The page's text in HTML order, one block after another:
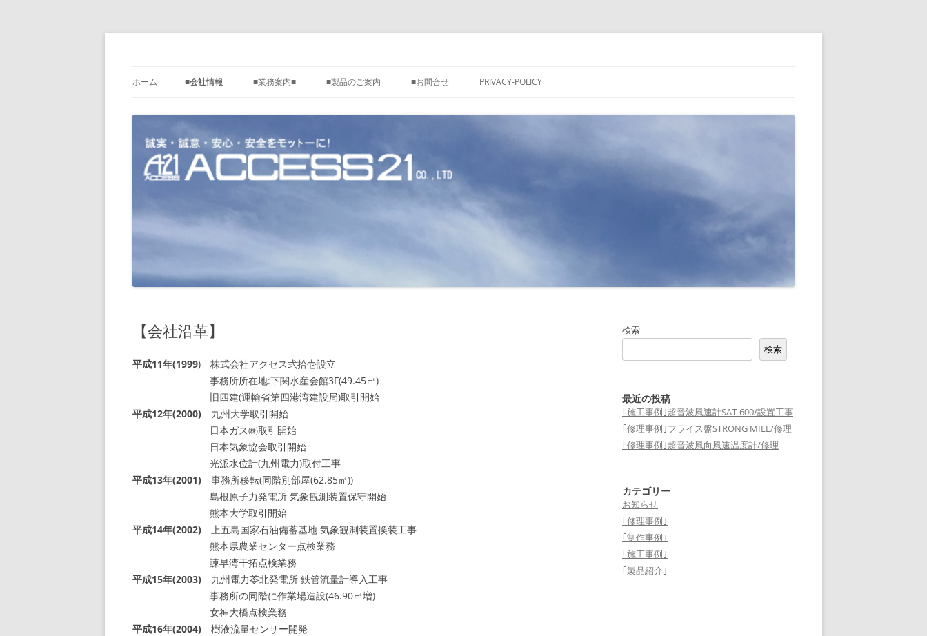
コ
ツ
へ
ッ
ホーム ■会社情報
【会社沿革】
■業務案内■
【超音波洗浄コンサルタント】
【機器修理】
■製品のご案内 ■お問合せ PRIVACY-POLICY
【会社沿革】
平成11年(1999) 株式会社アクセス弐拾壱設立
事務所所在地:下関水産会館3F(49.45㎡)
旧四建(運輸省第四港湾建設局)取引開始
平成12年(2000) 九州大学取引開始
日本ガス㈱取引開始
日本気象協会取引開始
光派水位計(九州電力)取付工事
平成13年(2001) 事務所移転(同階別部屋(62.85㎡))
島根原子力発電所 気象観測装置保守開始
熊本大学取引開始
平成14年(2002) 上五島国家石油備蓄基地 気象観測装置換装工事
熊本県農業センター点検業務
諫早湾干拓点検業務
平成15年(2003) 九州電力苓北発電所 鉄管流量計導入工事
事務所の同階に作業場造設(46.90㎡増)
女神大橋点検業務
平成16年(2004) 樹液流量センサー開発
検索
検索
最近の投稿
｢施工事例｣超音波風速計SAT-600/設置工事
｢修理事例｣フライス盤STRONG MILL/修理
｢修理事例｣超音波風向風速温度計/修理
カテゴリー
お知らせ
｢修理事例｣
｢制作事例｣
｢施工事例｣
｢製品紹介｣